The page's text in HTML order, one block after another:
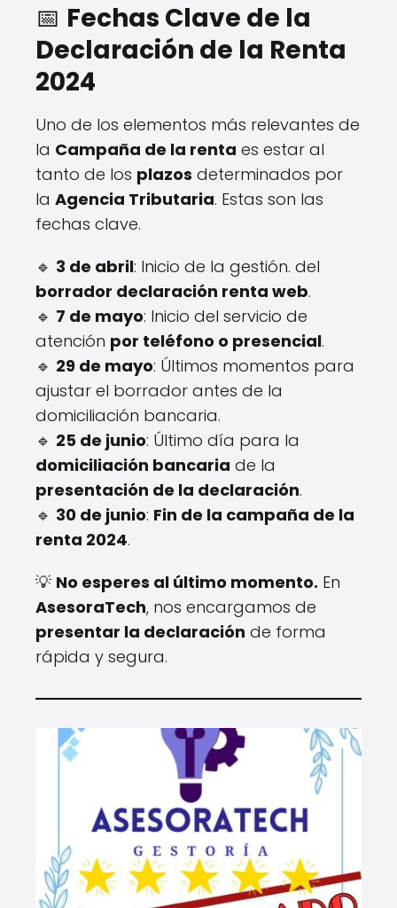
📅 Fechas Clave de la
Declaración de la Renta
2024
Uno de los elementos más relevantes de
la Campaña de la renta es estar al
tanto de los plazos determinados por
la Agencia Tributaria. Estas son las
fechas clave.
🔹 3 de abril: Inicio de la gestión. del
borrador declaración renta web.
🔹 7 de mayo: Inicio del servicio de
atención por teléfono o presencial.
🔹 29 de mayo: Últimos momentos para
ajustar el borrador antes de la
domiciliación bancaria.
🔹 25 de junio: Último día para la
domiciliación bancaria de la
presentación de la declaración.
🔹 30 de junio: Fin de la campaña de la
renta 2024.
💡 No esperes al último momento. En
AsesoraTech, nos encargamos de
presentar la declaración de forma
rápida y segura.